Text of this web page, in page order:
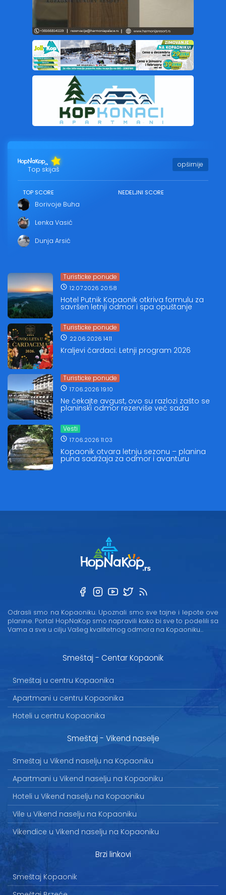
Top skijaš
opširnije
TOP SCORE
Borivoje Buha
Lenka Vasić
Dunja Arsić
NEDELJNI SCORE
Turisticke ponude
12.07.2026 20:58
Hotel Putnik Kopaonik otkriva formulu za
savršen letnji odmor i spa opuštanje
Turisticke ponude
22.06.2026 14:11
Kraljevi čardaci: Letnji program 2026
Turisticke ponude
17.06.2026 19:10
Ne čekajte avgust, ovo su razlozi zašto se
planinski odmor rezerviše već sada
Vesti
17.06.2026 11:03
Kopaonik otvara letnju sezonu – planina
puna sadržaja za odmor i avanturu
Odrasli smo na Kopaoniku. Upoznali smo sve tajne i lepote ove
planine. Portal HopNaKop smo napravili kako bi sve to podelili sa
Vama a sve u cilju Vašeg kvalitetnog odmora na Kopaoniku...
Smeštaj - Centar Kopaonik
Smeštaj u centru Kopaonika
Apartmani u centru Kopaonika
Hoteli u centru Kopaonika
Smeštaj - Vikend naselje
Smeštaj u Vikend naselju na Kopaoniku
Apartmani u Vikend naselju na Kopaoniku
Hoteli u Vikend naselju na Kopaoniku
Vile u Vikend naselju na Kopaoniku
Vikendice u Vikend naselju na Kopaoniku
Brzi linkovi
Smeštaj Kopaonik